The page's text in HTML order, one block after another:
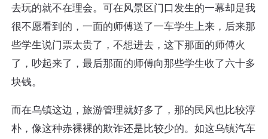
去玩的就不在理会。可在风景区门口发生的一幕却是我
很不愿看到的，一面的师傅送了一车学生上来，后来那
些学生说门票太贵了，不想进去，这下那面的师傅火
了，吵起来了，最后那面的师傅向那些学生收了六十多
块钱。
而在乌镇这边，旅游管理就好多了，那的民风也比较淳
朴，像这种赤裸裸的欺诈还是比较少的。如这乌镇汽车